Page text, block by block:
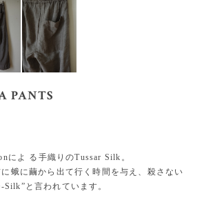
PANTS
によ る手織りのTussar Silk。
蛾に繭から出て行く時間を与え、殺さない
と言われています。